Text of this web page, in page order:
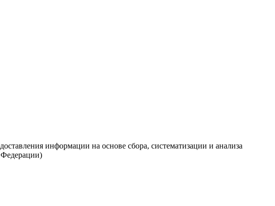
информации на основе сбора, систематизации и анализа
Федерации)